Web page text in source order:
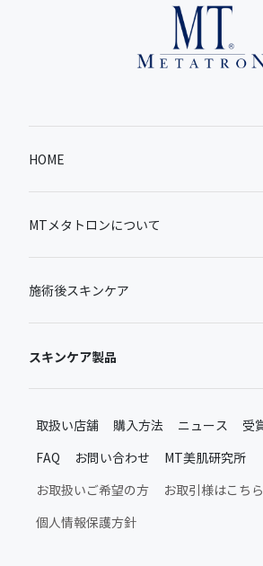
HOME
MTメタトロンについて
施術後スキンケア
スキンケア製品
MTメタトロン新製品・限定品
施術後のスキンケア
ムーンアッププロダクト
取扱い店舗 購入方法 ニュース 受
FAQ お問い合わせ MT美肌研究所
お取扱いご希望の方 お取引様はこちら
個人情報保護方針